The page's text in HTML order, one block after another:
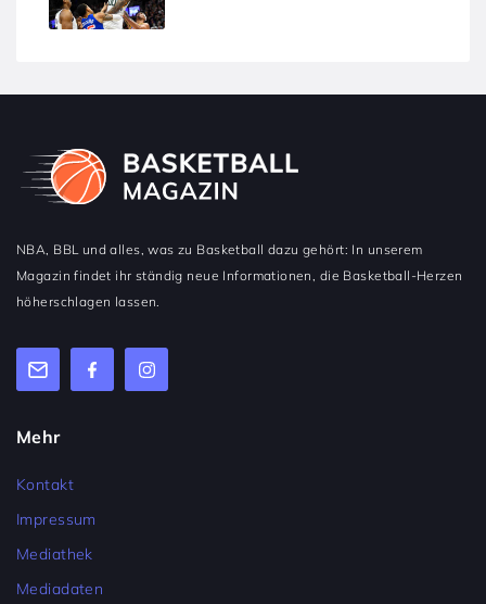
NBA, BBL und alles, was zu Basketball dazu gehört: In unserem
Magazin findet ihr ständig neue Informationen, die Basketball-Herzen
höherschlagen lassen.
Mehr
Kontakt
Impressum
Mediathek
Mediadaten